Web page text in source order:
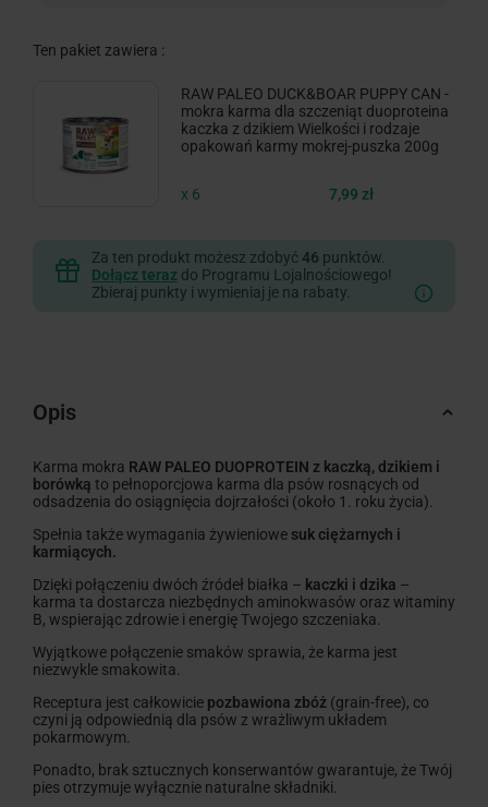
Ten pakiet zawiera :
RAW PALEO DUCK&BOAR PUPPY CAN -
mokra karma dla szczeniąt duoproteina
kaczka z dzikiem Wielkości i rodzaje
opakowań karmy mokrej-puszka 200g
x 6 7,99 zł
Za ten produkt możesz zdobyć 46 punktów.
Dołącz teraz do Programu Lojalnościowego!
Zbieraj punkty i wymieniaj je na rabaty.
Opis
Karma mokra RAW PALEO DUOPROTEIN z kaczką, dzikiem i
borówką to pełnoporcjowa karma dla psów rosnących od
odsadzenia do osiągnięcia dojrzałości (około 1. roku życia).
Spełnia także wymagania żywieniowe suk ciężarnych i
karmiących.
Dzięki połączeniu dwóch źródeł białka – kaczki i dzika –
karma ta dostarcza niezbędnych aminokwasów oraz witaminy
B, wspierając zdrowie i energię Twojego szczeniaka.
Wyjątkowe połączenie smaków sprawia, że karma jest
niezwykle smakowita.
Receptura jest całkowicie pozbawiona zbóż (grain-free), co
czyni ją odpowiednią dla psów z wrażliwym układem
pokarmowym.
Ponadto, brak sztucznych konserwantów gwarantuje, że Twój
pies otrzymuje wyłącznie naturalne składniki.